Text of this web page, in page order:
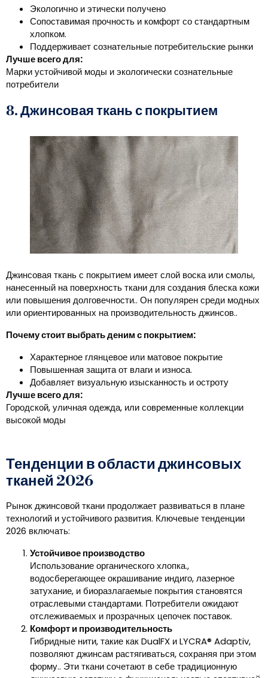
Экологично и этически получено
Сопоставимая прочность и комфорт со стандартным
хлопком.
Поддерживает сознательные потребительские рынки
Лучше всего для:
Марки устойчивой моды и экологически сознательные
потребители
8. Джинсовая ткань с покрытием
Джинсовая ткань с покрытием имеет слой воска или смолы,
нанесенный на поверхность ткани для создания блеска кожи
или повышения долговечности.. Он популярен среди модных
или ориентированных на производительность джинсов..
Почему стоит выбрать деним с покрытием:
Характерное глянцевое или матовое покрытие
Повышенная защита от влаги и износа.
Добавляет визуальную изысканность и остроту
Лучше всего для:
Городской, уличная одежда, или современные коллекции
высокой моды
Тенденции в области джинсовых
тканей 2026
Рынок джинсовой ткани продолжает развиваться в плане
технологий и устойчивого развития. Ключевые тенденции
2026 включать:
Устойчивое производство
Использование органического хлопка.,
водосберегающее окрашивание индиго, лазерное
затухание, и биоразлагаемые покрытия становятся
отраслевыми стандартами. Потребители ожидают
отслеживаемых и прозрачных цепочек поставок.
Комфорт и производительность
Гибридные нити, такие как DualFX и LYCRA® Adaptiv,
позволяют джинсам растягиваться, сохраняя при этом
форму.. Эти ткани сочетают в себе традиционную